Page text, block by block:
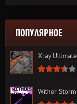
ПОПУЛЯРНОЕ
Xray Ultimate
Wither Storm